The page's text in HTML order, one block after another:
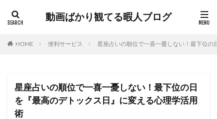
動画ばかり観てる暇人ブログ
HOME 便利サービス 星座占いの順位で一喜一憂しない！最下位
星座占いの順位で一喜一憂しない！最下位の日
を『最高のデトックス日』に変える心理学活用
術